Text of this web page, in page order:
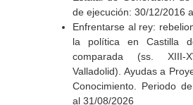
de ejecución: 30/12/2016
Enfrentarse al rey:
la política en Castilla
comparada (ss. XIII-
Valladolid). Ayudas a
Conocimiento. Periodo
al 31/08/2026